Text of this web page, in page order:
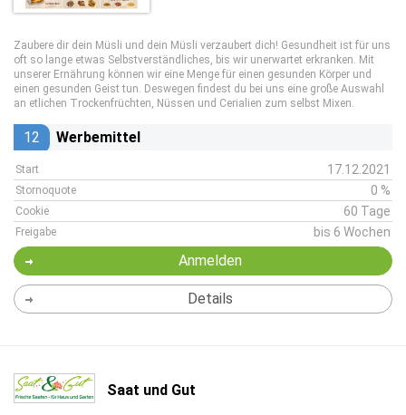
Zaubere dir dein Müsli und dein Müsli verzaubert dich! Gesundheit ist für uns
oft so lange etwas Selbstverständliches, bis wir unerwartet erkranken. Mit
unserer Ernährung können wir eine Menge für einen gesunden Körper und
einen gesunden Geist tun. Deswegen findest du bei uns eine große Auswahl
an etlichen Trockenfrüchten, Nüssen und Cerialien zum selbst Mixen.
12 Werbemittel
Start 17.12.2021
Stornoquote 0 %
Cookie 60 Tage
Freigabe bis 6 Wochen
Anmelden
Details
Saat und Gut